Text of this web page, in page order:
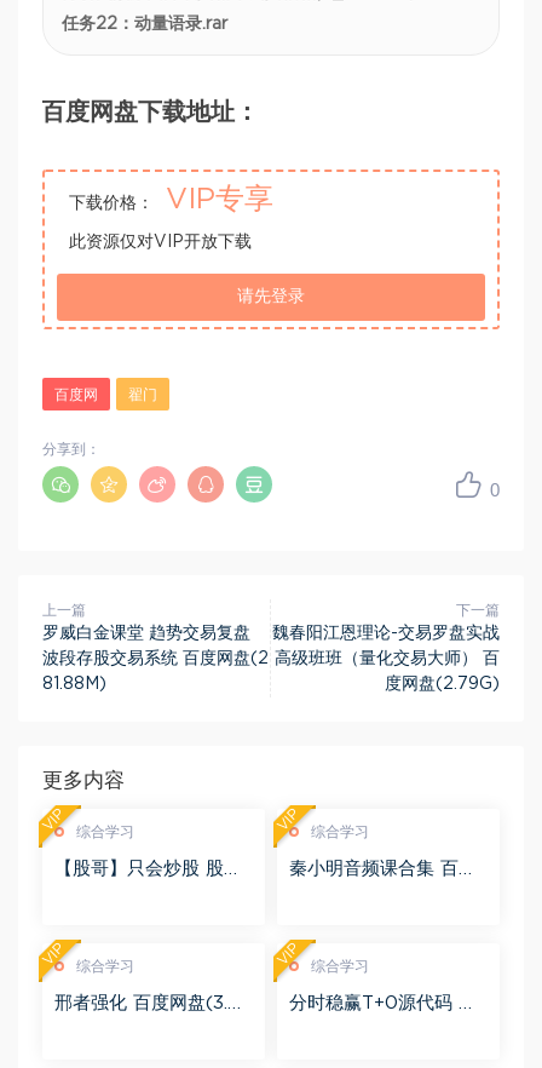
任务22：动量语录.rar
百度网盘下载地址：
下载价格： VIP专享
此资源仅对VIP开放下载
请先登录
百度网 翟门
0
分享到：
上一篇
罗威白金课堂 趋势交易复盘
波段存股交易系统 百度网盘(2
81.88M)
下一篇
魏春阳江恩理论-交易罗盘实战
高级班班（量化交易大师） 百
度网盘(2.79G)
更多内容
综合学习
【股哥】只会炒股 股哥
VIP 综合学习
秦小明音频课合集 百度
VIP
综合学习
邢者强化 百度网盘(3.01
VIP 综合学习
分时稳赢T+0源代码 自
VIP